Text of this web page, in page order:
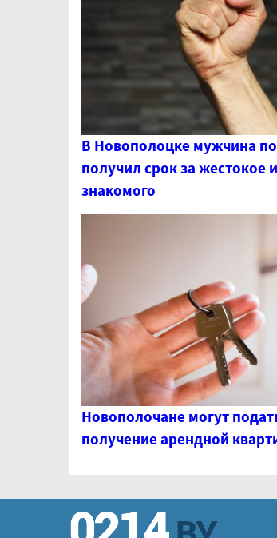
В Новополоцке мужчина
получил срок за жестокое
знакомого
Новополочане могут
получение арендной